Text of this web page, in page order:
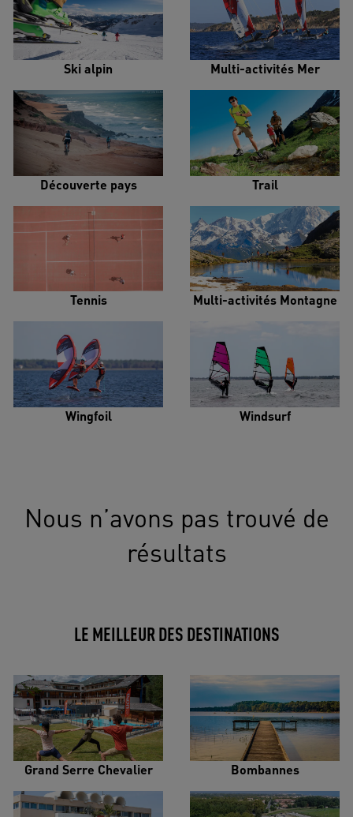
Ski alpin Multi-activités Mer
Découverte pays Trail
Tennis Multi-activités Montagne
Wingfoil Windsurf
Nous n’avons pas trouvé de
résultats
LE MEILLEUR DES DESTINATIONS
Grand Serre Chevalier Bombannes